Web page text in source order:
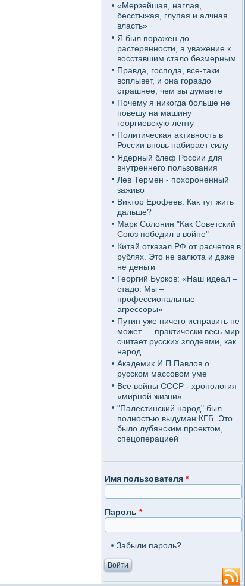
«Мерзейшая, наглая,
бесстыжая, глупая и алчная
власть»
Я был поражен до
растерянности, а уважение к
восставшим стало безмерным
Правда, господа, все-таки
всплывет, и она гораздо
страшнее, чем вы думаете
Почему я никогда больше не
повешу на машину
георгиевскую ленту
Политическая активность в
России вновь набирает силу
Ядерный блеф России для
внутреннего пользования
Лев Термен - похороненный
заживо
Виктор Ерофеев: Как тут жить
дальше?
Марк Солонин "Как Советский
Союз победил в войне"
Китай отказал РФ от расчетов в
рублях. Это не валюта и даже
не деньги
Георгий Бурков: «Наш идеал –
стадо. Мы –
профессиональные
агрессоры»
Путин уже ничего исправить не
может — практически весь мир
считает русских злодеями, как
народ
Академик И.П.Павлов о
русском массовом уме
Все войны СССР - хронология
«мирной жизни»
"Палестинский народ" был
полностью выдуман КГБ. Это
было лубянским проектом,
спецоперацией
Имя пользователя *
Пароль *
Забыли пароль?